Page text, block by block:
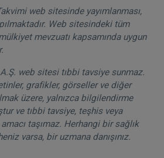
web sitesinde yayımlanması,
Web sitesindeki tüm
mevzuatı kapsamında uygun
web sitesi tıbbi tavsiye sunmaz.
grafikler, görseller ve diğer
üzere, yalnızca bilgilendirme
ve tıbbi tavsiye, teşhis veya
taşımaz. Herhangi bir sağlık
varsa, bir uzmana danışınız.